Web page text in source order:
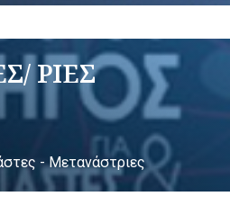
ΡΙΕΣ
- Μετανάστριες